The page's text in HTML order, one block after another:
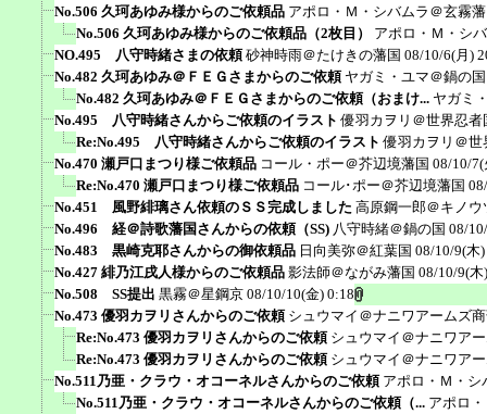
No.506 久珂あゆみ様からのご依頼品 アポロ・Ｍ・シバムラ＠玄霧
No.506 久珂あゆみ様からのご依頼品（2枚目）
アポロ・Ｍ・シ
NO.495 八守時緒さまの依頼 砂神時雨＠たけきの藩国 08/10/6(月)
No.482 久珂あゆみ＠ＦＥＧさまからのご依頼 ヤガミ・ユマ＠鍋の国
No.482 久珂あゆみ＠ＦＥＧさまからのご依頼（おまけ... ヤガミ
No.495 八守時緒さんからご依頼のイラスト 優羽カヲリ＠世界忍者
Re:No.495 八守時緒さんからご依頼のイラスト 優羽カヲリ＠世
No.470 瀬戸口まつり様ご依頼品 コール・ポー＠芥辺境藩国 08/10/7(
Re:No.470 瀬戸口まつり様ご依頼品 コール･ポー＠芥辺境藩国
No.451 風野緋璃さん依頼のＳＳ完成しました 高原鋼一郎＠キノウ
No.496 経＠詩歌藩国さんからの依頼（SS) 八守時緒＠鍋の国 08/
No.483 黒崎克耶さんからの御依頼品 日向美弥＠紅葉国 08/10/9(木
No.427 緋乃江戌人様からのご依頼品 影法師＠ながみ藩国 08/10/9(木
No.508 SS提出 黒霧＠星鋼京 08/10/10(金) 0:18
No.473 優羽カヲリさんからのご依頼 シュウマイ＠ナニワアームズ
Re:No.473 優羽カヲリさんからのご依頼 シュウマイ＠ナニワア
Re:No.473 優羽カヲリさんからのご依頼 シュウマイ＠ナニワア
No.511乃亜・クラウ・オコーネルさんからのご依頼 アポロ・Ｍ・シ
No.511乃亜・クラウ・オコーネルさんからのご依頼（... アポロ